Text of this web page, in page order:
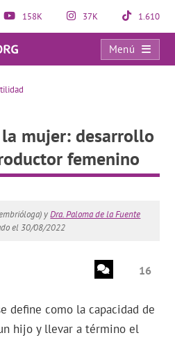
158K 37K 1.610
Menú
La fertilidad en la mujer: desarrollo del aparato reproductor femenino
mujer: desarrollo
femenino
yDra. Paloma de la Fuente
el 30/08/2022
16
define como la capacidad de
hijo y llevar a término el